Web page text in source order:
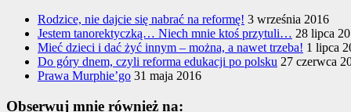
Rodzice, nie dajcie się nabrać na reformę! 3 września 2016
Jestem tanorektyczką… Niech mnie ktoś przytuli… 28 lipca
Mieć dzieci i dać żyć innym – można, a nawet trzeba! 1 lipca
Do góry dnem, czyli reforma edukacji po polsku 27 czerwca
Prawa Murphie’go 31 maja 2016
Obserwuj mnie również na: